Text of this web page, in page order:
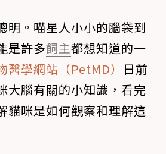
明。喵星人小小的腦袋到
是許多飼主都想知道的一
醫學網站（PetMD）
日前
大腦有關的小知識，看完
貓咪是如何觀察和理解這